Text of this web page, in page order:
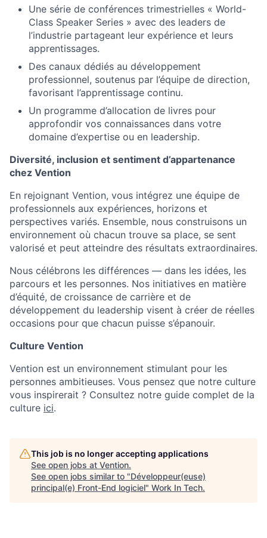
Une série de conférences trimestrielles « World-
Class Speaker Series » avec des leaders de
l’industrie partageant leur expérience et leurs
apprentissages.
Des canaux dédiés au développement
professionnel, soutenus par l’équipe de direction,
favorisant l’apprentissage continu.
Un programme d’allocation de livres pour
approfondir vos connaissances dans votre
domaine d’expertise ou en leadership.
Diversité, inclusion et sentiment d’appartenance
chez Vention
En rejoignant Vention, vous intégrez une équipe de
professionnels aux expériences, horizons et
perspectives variés. Ensemble, nous construisons un
environnement où chacun trouve sa place, se sent
valorisé et peut atteindre des résultats extraordinaires.
Nous célébrons les différences — dans les idées, les
parcours et les personnes. Nos initiatives en matière
d’équité, de croissance de carrière et de
développement du leadership visent à créer de réelles
occasions pour que chacun puisse s’épanouir.
Culture Vention
Vention est un environnement stimulant pour les
personnes ambitieuses. Vous pensez que notre culture
vous inspirerait ? Consultez notre guide complet de la
culture ici.
This job is no longer accepting applications
See open jobs at Vention.
See open jobs similar to "Développeur(euse)
principal(e) Front-End logiciel" Work In Tech.